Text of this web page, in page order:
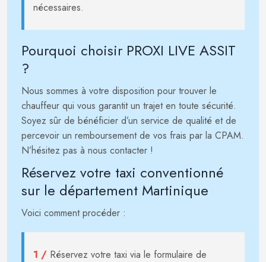
nécessaires.
Pourquoi choisir PROXI LIVE ASSIT
?
Nous sommes à votre disposition pour trouver le
chauffeur qui vous garantit un trajet en toute sécurité.
Soyez sûr de bénéficier d’un service de qualité et de
percevoir un remboursement de vos frais par la CPAM.
N’hésitez pas à nous contacter !
Réservez votre taxi conventionné
sur le département Martinique
Voici comment procéder :
1 / Réservez votre taxi via le formulaire de